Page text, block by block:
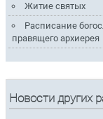
Житие святых
Расписание
правящего архиерея
Новости других